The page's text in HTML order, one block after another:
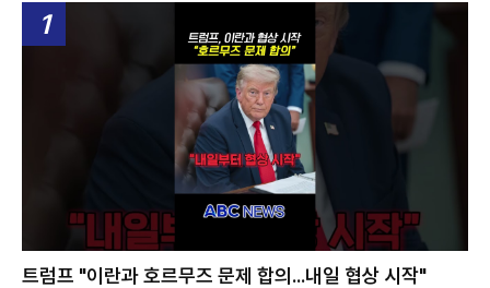
1
트럼프 "이란과 호르무즈 문제 합의...내일 협상 시작"